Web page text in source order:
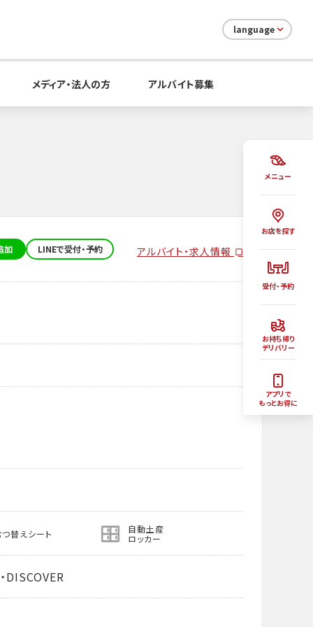
メニュー
お店を探す
受付・予約
お持ち帰り
デリバリー
アプリで
もっとお得に
language
メディア・法人の方 アルバイト募集
加 LINEで受付・予約 アルバイト・求人情報
替えシート 自動土産
ロッカー
DISCOVER